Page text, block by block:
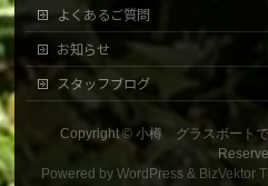
よくあるご質問
お知らせ
スタッフブログ
Copyright ©小樽 グラスボート
Powered byWordPress & BizVektor